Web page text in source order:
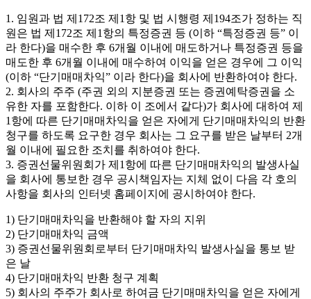
1. 임원과 법 제172조 제1항 및 법 시행령 제194조가 정하는 직
원은 법 제172조 제1항의 특정증권 등 (이하 “특정증권 등” 이
라 한다)을 매수한 후 6개월 이내에 매도하거나 특정증권 등을
매도한 후 6개월 이내에 매수하여 이익을 얻은 경우에 그 이익
(이하 “단기매매차익” 이라 한다)을 회사에 반환하여야 한다.
2. 회사의 주주 (주권 외의 지분증권 또는 증권예탁증권을 소
유한 자를 포함한다. 이하 이 조에서 같다)가 회사에 대하여 제
1항에 따른 단기매매차익을 얻은 자에게 단기매매차익의 반환
청구를 하도록 요구한 경우 회사는 그 요구를 받은 날부터 2개
월 이내에 필요한 조치를 취하여야 한다.
3. 증권선물위원회가 제1항에 따른 단기매매차익의 발생사실
을 회사에 통보한 경우 공시책임자는 지체 없이 다음 각 호의
사항을 회사의 인터넷 홈페이지에 공시하여야 한다.
1) 단기매매차익을 반환해야 할 자의 지위
2) 단기매매차익 금액
3) 증권선물위원회로부터 단기매매차익 발생사실을 통보 받
은 날
4) 단기매매차익 반환 청구 계획
5) 회사의 주주가 회사로 하여금 단기매매차익을 얻은 자에게